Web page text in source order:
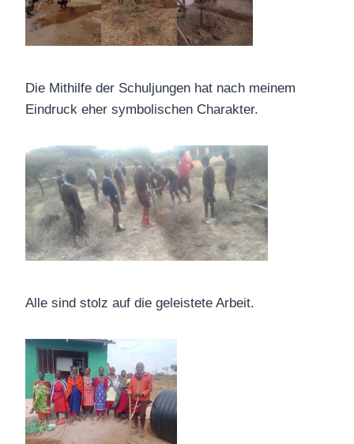
Die Mithilfe der Schuljungen hat nach meinem
Eindruck eher symbolischen Charakter.
Alle sind stolz auf die geleistete Arbeit.